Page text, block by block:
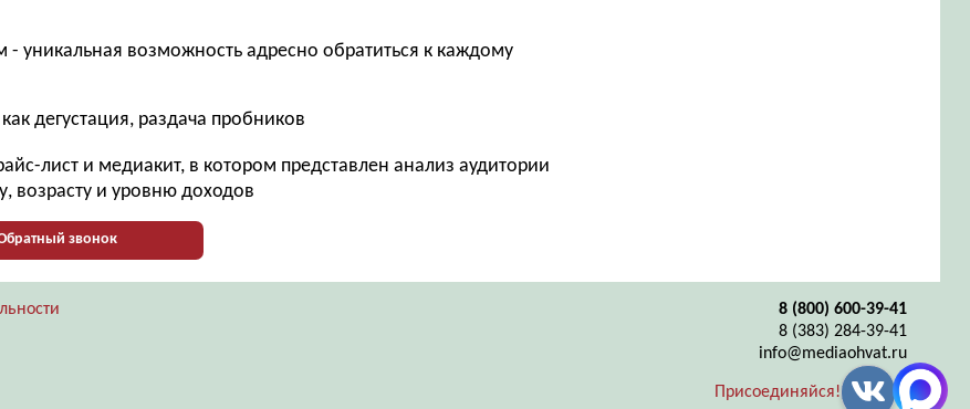
уникальная возможность адресно обратиться к каждому
дегустация, раздача пробников
лист и медиакит, в котором представлен анализ аудитории
возрасту и уровню доходов
звонок
8 (800) 600-39-41
8 (383) 284-39-41
info@mediaohvat.ru
Присоединяйся!